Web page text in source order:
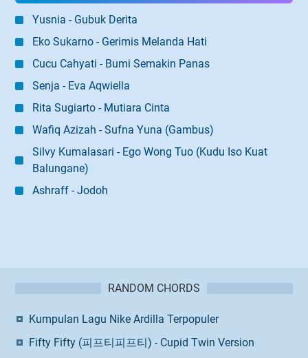
Yusnia - Gubuk Derita
Eko Sukarno - Gerimis Melanda Hati
Cucu Cahyati - Bumi Semakin Panas
Senja - Eva Aqwiella
Rita Sugiarto - Mutiara Cinta
Wafiq Azizah - Sufna Yuna (Gambus)
Silvy Kumalasari - Ego Wong Tuo (Kudu Iso Kuat
Balungane)
Ashraff - Jodoh
RANDOM CHORDS
Kumpulan Lagu Nike Ardilla Terpopuler
Fifty Fifty (피프티피프티) - Cupid Twin Version